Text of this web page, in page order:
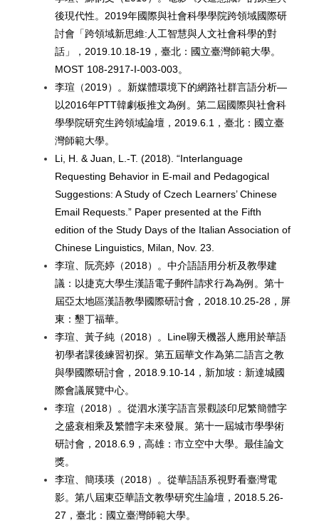
後現代性。2019年國際與社會科學學院跨領域國際研
討會「跨領域新思維:人工智慧與人文社會科學的對
話」，2019.10.18-19，臺北：國立臺灣師範大學。
MOST 108-2917-I-003-003。
李瑄（2019）。新媒體環境下的網路社群言語分析—
以2016年PTT韓劇板推文為例。第二屆國際與社會科
學學院研究生跨領域論壇，2019.6.1，臺北：國立臺
灣師範大學。
Li, H. & Juan, L.-T. (2018). “Interlanguage
Requesting Behavior in E-mail and Pedagogical
Suggestions: A Study of Czech Learners’ Chinese
Email Requests.” Paper presented at the Fifth
edition of the Study Days of the Italian Association of
Chinese Linguistics, Milan, Nov. 23.
李瑄、阮亮婷（2018）。中介語語用分析及教學建
議：以捷克大學生漢語電子郵件請求行為為例。第十
屆亞太地區漢語教學國際研討會，2018.10.25-28，屏
東：墾丁福華。
李瑄、黃子純（2018）。Line聊天機器人應用於華語
初學者課後練習初探。第五屆華文作為第二語言之教
與學國際研討會，2018.9.10-14，新加坡：新達城國
際會議展覽中心。
李瑄（2018）。從泗水漢字語言景觀談印尼繁簡體字
之盛衰相乘及繁體字未來發展。第十一屆城市學學術
研討會，2018.6.9，高雄：市立空中大學。最佳論文
獎。
李瑄、簡瑛瑛（2018）。從華語語系視野看臺灣電
影。第八屆東亞華語文教學研究生論壇，2018.5.26-
27，臺北：國立臺灣師範大學。